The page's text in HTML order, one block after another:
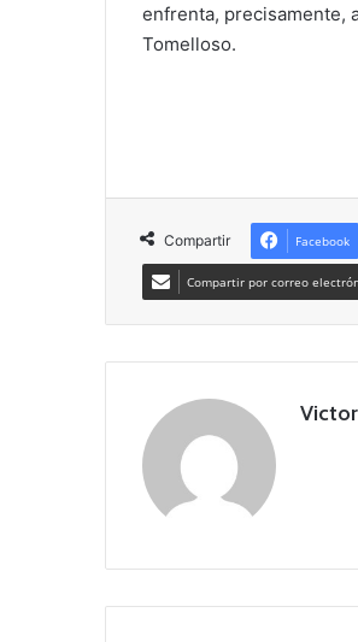
enfrenta, precisamente,
Tomelloso.
Compartir Facebook
Compartir por correo